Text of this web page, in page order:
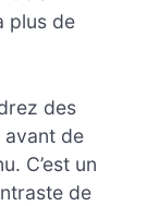
plus de
des
avant de
C’est un
de